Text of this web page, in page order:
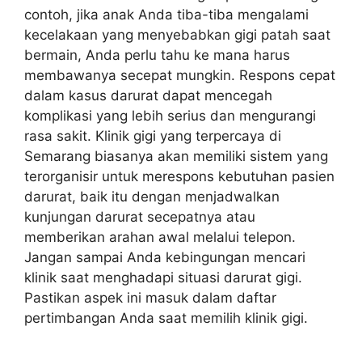
contoh, jika anak Anda tiba-tiba mengalami
kecelakaan yang menyebabkan gigi patah saat
bermain, Anda perlu tahu ke mana harus
membawanya secepat mungkin. Respons cepat
dalam kasus darurat dapat mencegah
komplikasi yang lebih serius dan mengurangi
rasa sakit. Klinik gigi yang terpercaya di
Semarang biasanya akan memiliki sistem yang
terorganisir untuk merespons kebutuhan pasien
darurat, baik itu dengan menjadwalkan
kunjungan darurat secepatnya atau
memberikan arahan awal melalui telepon.
Jangan sampai Anda kebingungan mencari
klinik saat menghadapi situasi darurat gigi.
Pastikan aspek ini masuk dalam daftar
pertimbangan Anda saat memilih klinik gigi.